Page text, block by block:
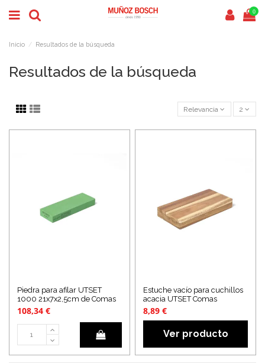
0
Inicio Resultados de la búsqueda
Resultados de la búsqueda
Relevancia 2
Piedra para afilar UTSET
1000 21x7x2,5cm de Comas
108,34 €
Estuche vacío para cuchillos
acacia UTSET Comas
8,89 €
Ver producto